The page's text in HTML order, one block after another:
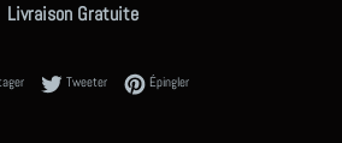
Livraison Gratuite
Partager sur Facebook
TweeterTweeter sur Twitter
ÉpinglerÉpingler sur Pinterest